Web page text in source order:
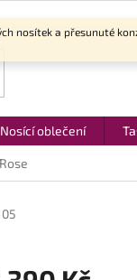
nosítek a přesunuté
Nosící oblečení